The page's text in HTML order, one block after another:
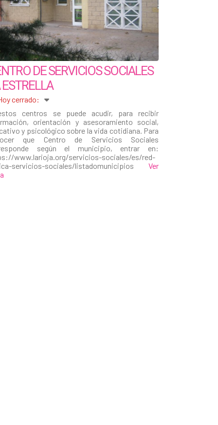
DE SERVICIOS SOCIALES
ESTRELLA
cerrado:
centros se puede acudir, para recibir
orientación y asesoramiento social,
y psicológico sobre la vida cotidiana. Para
que Centro de Servicios Sociales
según el municipio, entrar en:
www.larioja.org/servicios-sociales/es/red-
servicios-sociales/listadomunicipios Ver